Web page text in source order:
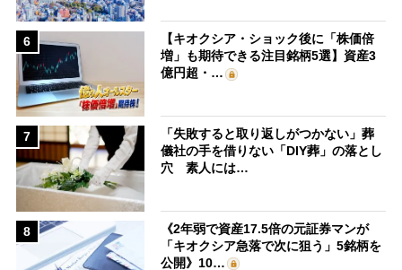
6
【キオクシア・ショック後に「株価倍
増」も期待できる注目銘柄5選】資産3
億円超・…
7
「失敗すると取り返しがつかない」葬
儀社の手を借りない「DIY葬」の落とし
穴 素人には…
8
《2年弱で資産17.5倍の元証券マンが
「キオクシア急落で次に狙う」5銘柄を
公開》10…